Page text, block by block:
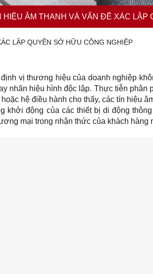
HIỆU ÂM THANH VÀ VẤN ĐỀ XÁC LẬP
LẬP QUYỀN SỞ HỮU CÔNG NGHIỆP
vị thương hiệu của doanh nghiệp
nhãn hiệu hình độc lập. Thực tiễn phân
hệ điều hành cho thấy, các tín hiệu
khởi động của các thiết bị di động
mại trong nhận thức của khách hàng